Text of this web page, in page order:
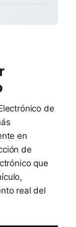
de
en
de
que
real del